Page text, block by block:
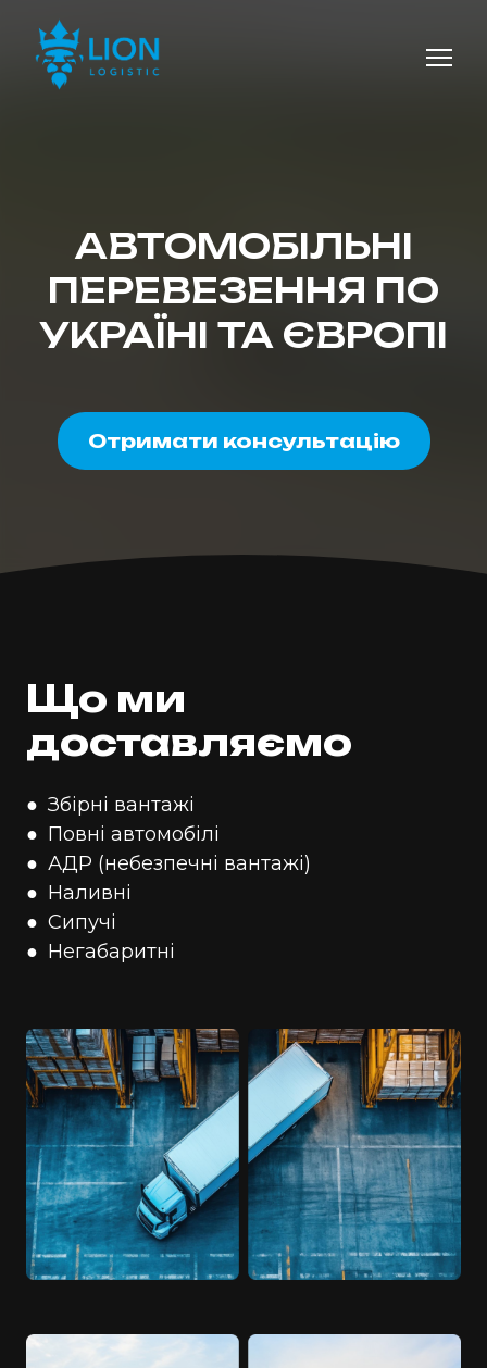
АВТОМОБІЛЬНІ
ПЕРЕВЕЗЕННЯ ПО
УКРАЇНІ ТА ЄВРОПІ
Отримати консультацію
Що ми
доставляємо
● Збірні вантажі
● Повні автомобілі
● АДР (небезпечні вантажі)
● Наливні
● Сипучі
● Негабаритні